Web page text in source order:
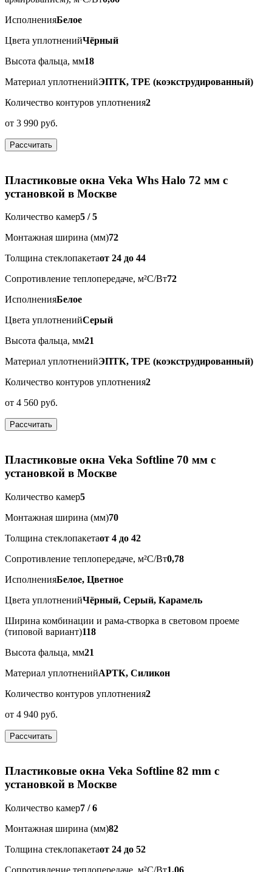
ИсполненияБелое
Цвета уплотненийЧёрный
Высота фальца, мм18
Материал уплотненийЭПТК, ТРЕ (коэкструдированный)
Количество контуров уплотнения2
от 3 990 руб.
Рассчитать
Пластиковые окна Veka Whs Halo 72 мм с
установкой в Москве
Количество камер5 / 5
Монтажная ширина (мм)72
Толщина стеклопакетаот 24 до 44
Сопротивление теплопередаче, м²С/Вт72
ИсполненияБелое
Цвета уплотненийСерый
Высота фальца, мм21
Материал уплотненийЭПТК, ТРЕ (коэкструдированный)
Количество контуров уплотнения2
от 4 560 руб.
Рассчитать
Пластиковые окна Veka Softline 70 мм с
установкой в Москве
Количество камер5
Монтажная ширина (мм)70
Толщина стеклопакетаот 4 до 42
Сопротивление теплопередаче, м²С/Вт0,78
ИсполненияБелое, Цветное
Цвета уплотненийЧёрный, Серый, Карамель
Ширина комбинации и рама-створка в световом проеме
(типовой вариант)118
Высота фальца, мм21
Материал уплотненийАРТК, Силикон
Количество контуров уплотнения2
от 4 940 руб.
Рассчитать
Пластиковые окна Veka Softline 82 mm с
установкой в Москве
Количество камер7 / 6
Монтажная ширина (мм)82
Толщина стеклопакетаот 24 до 52